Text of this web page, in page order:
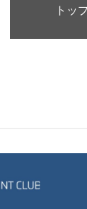
トッ